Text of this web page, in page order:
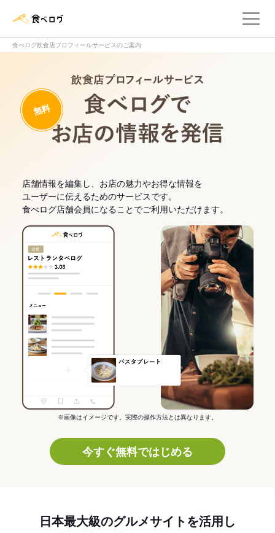
食べログ飲食店プロフィールサービスのご案内
無料
店舗情報を編集し、お店の魅力やお得な情報を
ユーザーに伝えるためのサービスです。
食べログ店舗会員になることでご利用いただけます。
※画像はイメージです。実際の操作方法とは異なります。
今すぐ無料ではじめる
日本最大級のグルメサイトを活用し